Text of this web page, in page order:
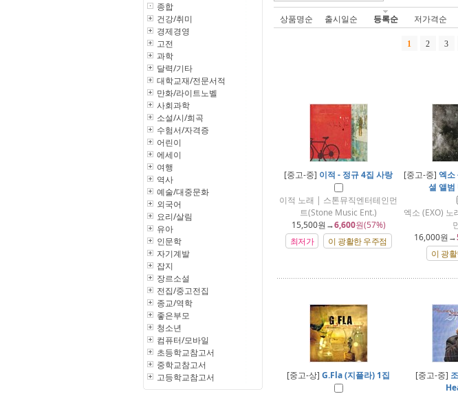
종합
건강/취미
경제경영
고전
과학
달력/기타
대학교재/전문서적
만화/라이트노벨
사회과학
소설/시/희곡
수험서/자격증
어린이
에세이
여행
역사
예술/대중문화
외국어
요리/살림
유아
인문학
자기계발
잡지
장르소설
전집/중고전집
종교/역학
좋은부모
청소년
컴퓨터/모바일
초등학교참고서
중학교참고서
고등학교참고서
상품명순 출시일순 등록순 저가격순
1 2 3
[중고-중] 이적 - 정규 4집 사랑
이적 노래 | 스톤뮤직엔터테인먼
트(Stone Music Ent.)
15,500원→6,600원(57%)
최저가
이 광활한 우주점
[중고-중] 엑소
셜 앨
엑소 (EXO)
16,000원→
이 광
[중고-상] G.Fla (지플라) 1집 [중고-중]